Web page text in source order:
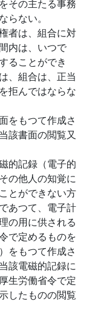
その主たる事務
らない。
者は、組合に対
内は、いつで
ることができ
、組合は、正当
拒んではならな
をもつて作成さ
該書面の閲覧又
的記録（電子的
の他人の知覚に
とができない方
あつて、電子計
の用に供される
で定めるものを
をもつて作成さ
該電磁的記録に
生労働省令で定
したものの閲覧